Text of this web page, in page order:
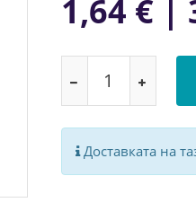
1,64 € |
Доставката на